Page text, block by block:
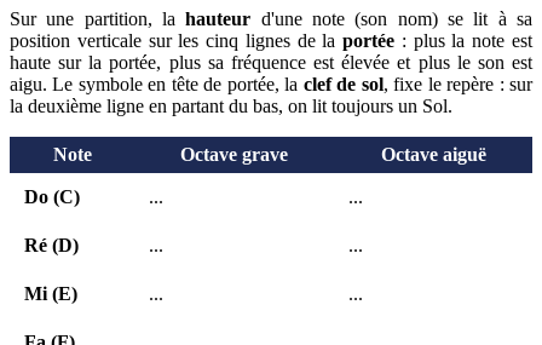
Sur une partition, lahauteur d'une note (son nom) se lit à sa
position verticale sur les cinq lignes de laportée : plus la note est
haute sur la portée, plus sa fréquence est élevée et plus le son est
aigu. Le symbole en tête de portée, la clef de sol, fixe le repère : sur
la deuxième ligne en partant du bas, on lit toujours un Sol.
Note Octave grave Octave aiguë
Do (C) ... ...
Ré (D) ... ...
Mi (E) ... ...